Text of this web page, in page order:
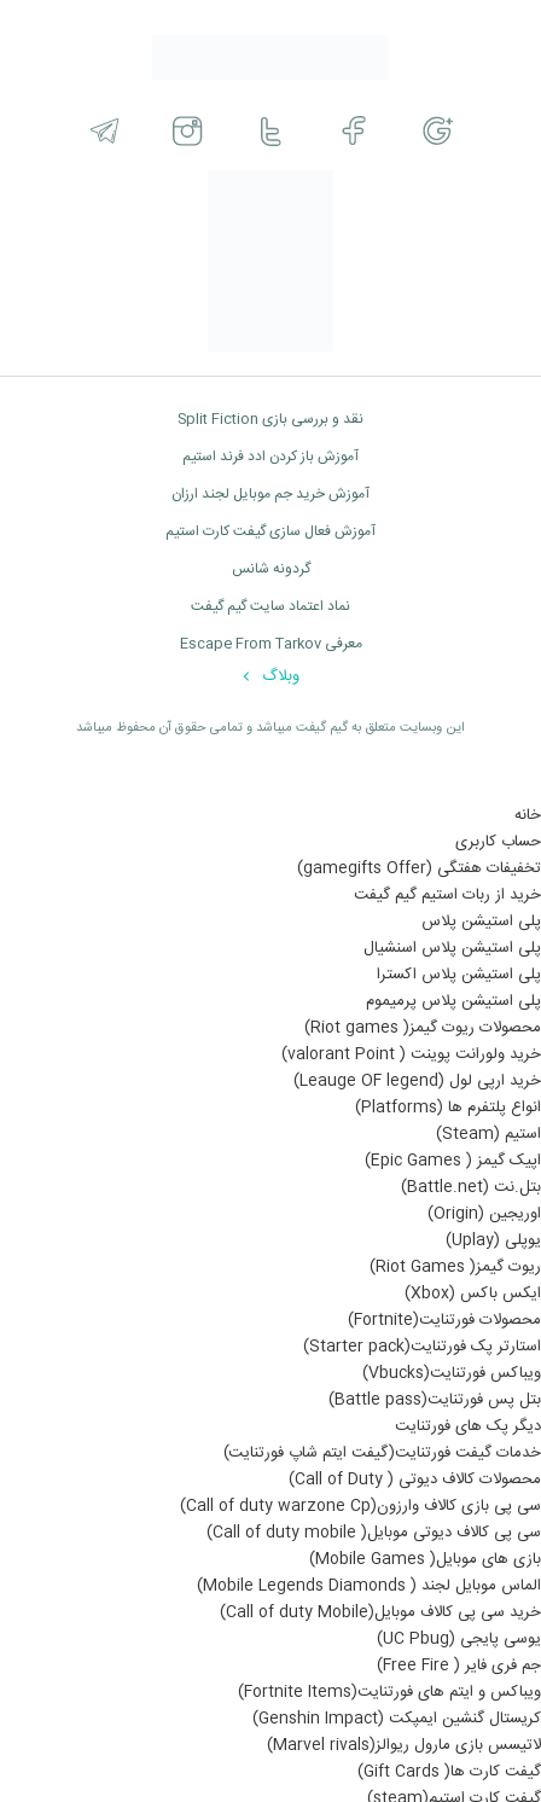
نقد و بررسی بازی Split Fiction
آموزش باز کردن ادد فرند استیم
آموزش خرید جم موبایل لجند ارزان
آموزش فعال سازی گیفت کارت استیم
گردونه شانس
نماد اعتماد سایت گیم گیفت
معرفی Escape From Tarkov
وبلاگ
اين وبسايت متعلق به گیم گیفت ميباشد و تمامی حقوق آن محفوظ ميباشد
خانه
حساب کاربری
تخفیفات هفتگی (gamegifts Offer)
خرید از ربات استیم گیم گیفت
پلی استیشن پلاس
پلی استیشن پلاس اسنشیال
پلی استیشن پلاس اکسترا
پلی استیشن پلاس پرمیموم
محصولات ریوت گیمز( Riot games)
خرید ولورانت پوینت ( valorant Point)
خرید ارپی لول (Leauge OF legend)
انواع پلتفرم ها (Platforms)
استیم (Steam)
اپیک گیمز ( Epic Games)
بتل.نت (Battle.net)
اوریجین (Origin)
یوپلی (Uplay)
ریوت گیمز( Riot Games)
ایکس باکس (Xbox)
محصولات فورتنایت(Fortnite)
استارتر پک فورتنایت(Starter pack)
ویباکس فورتنایت(Vbucks)
بتل پس فورتنایت(Battle pass)
دیگر پک های فورتنایت
خدمات گیفت فورتنایت(گیفت ایتم شاپ فورتنایت)
محصولات کالاف دیوتی ( Call of Duty)
سی پی بازی کالاف وارزون(Call of duty warzone Cp)
سی پی کالاف دیوتی موبایل( Call of duty mobile)
بازی های موبایل( Mobile Games)
الماس موبایل لجند ( Mobile Legends Diamonds)
خرید سی پی کالاف موبایل(Call of duty Mobile)
یوسی پایجی (UC Pbug)
جم فری فایر ( Free Fire)
ویباکس و ایتم های فورتنایت(Fortnite Items)
کریستال گنشین ایمپکت (Genshin Impact)
لاتیسس بازی مارول ریوالز(Marvel rivals)
گیفت کارت ها( Gift Cards)